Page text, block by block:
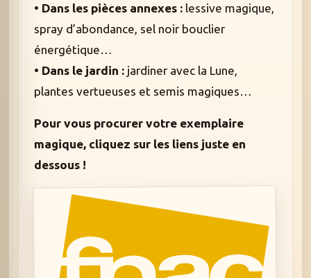
• Dans les pièces annexes : lessive magique,
spray d’abondance, sel noir bouclier
énergétique…
• Dans le jardin : jardiner avec la Lune,
plantes vertueuses et semis magiques…
Pour vous procurer votre exemplaire
magique, cliquez sur les liens juste en
dessous !